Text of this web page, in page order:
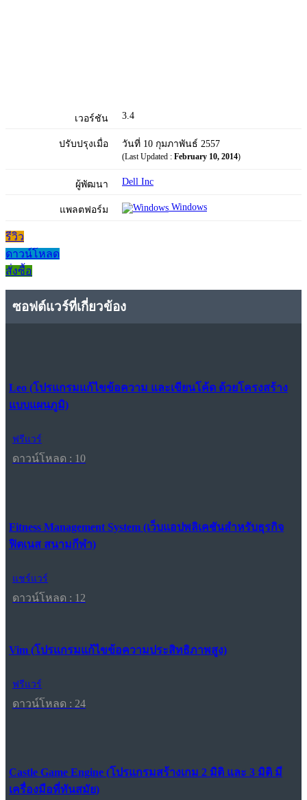
เวอร์ชัน 3.4
ปรับปรุงเมื่อ วันที่ 10 กุมภาพันธ์ 2557
(Last Updated : February 10, 2014)
ผู้พัฒนา Dell Inc
แพลตฟอร์ม Windows
รีวิว
ดาวน์โหลด
สั่งซื้อ
ซอฟต์แวร์ที่เกี่ยวข้อง
Leo (โปรแกรมแก้ไขข้อความ และเขียนโค้ด ด้วยโครงสร้าง
แบบแผนภูมิ)
ฟรีแวร์
ดาวน์โหลด : 10
Fitness Management System (เว็บแอปพลิเคชันสำหรับธุรกิจ
ฟิตเนส สนามกีฬา)
แชร์แวร์
ดาวน์โหลด : 12
Vim (โปรแกรมแก้ไขข้อความประสิทธิภาพสูง)
ฟรีแวร์
ดาวน์โหลด : 24
Castle Game Engine (โปรแกรมสร้างเกม 2 มิติ และ 3 มิติ มี
เครื่องมือที่ทันสมัย)